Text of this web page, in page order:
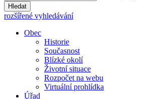
Hledat
rozšířené vyhledávání
Obec
Historie
Současnost
Blízké okolí
Životní situace
Rozpočet na webu
Virtuální prohlídka
Úřad